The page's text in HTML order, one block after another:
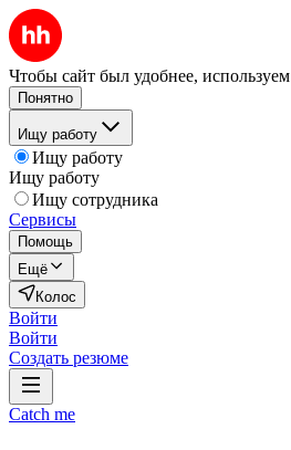
Чтобы сайт был удобнее, используем
Понятно
Ищу работу
Ищу работу
Ищу работу
Ищу сотрудника
Сервисы
Помощь
Ещё
Колос
Войти
Войти
Создать резюме
Catch me